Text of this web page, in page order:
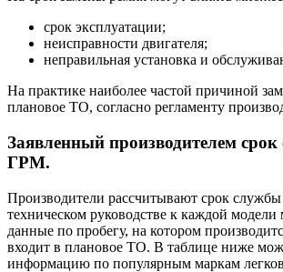
срок эксплуатации;
неисправности двигателя;
неправильная установка и
На практике наиболее частой причиной
плановое ТО, согласно регламенту
Заявленный производителем
ГРМ.
Производители рассчитывают срок
техническом руководстве к каждой
данные по пробегу, на котором
входит в плановое ТО. В таблице ниже
информацию по популярным маркам